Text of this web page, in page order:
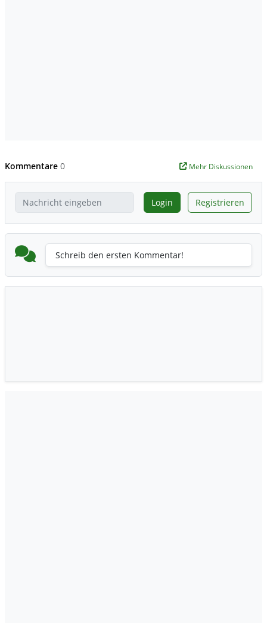
Kommentare 0 Mehr Diskussionen
Login Registrieren
Schreib den ersten Kommentar!